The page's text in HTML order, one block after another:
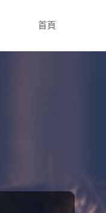
首頁